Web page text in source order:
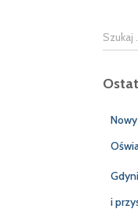
S
z
k
Szukaj
i